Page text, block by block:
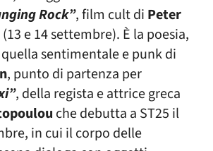
Rock”, film cult di Peter
e 14 settembre). È la poesia,
sentimentale e punk di
, punto di partenza per
, della regista e attrice greca
che debutta a ST25 il
in cui il corpo delle